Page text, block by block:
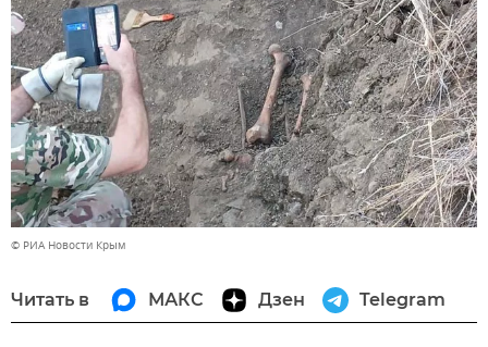
© РИА Новости Крым
Читать в МАКС Дзен Telegram